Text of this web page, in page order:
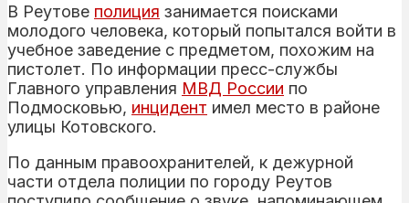
В Реутове полиция занимается поисками
молодого человека, который попытался войти в
учебное заведение с предметом, похожим на
пистолет. По информации пресс-службы
Главного управления МВД России по
Подмосковью, инцидент имел место в районе
улицы Котовского.
По данным правоохранителей, к дежурной
части отдела полиции по городу Реутов